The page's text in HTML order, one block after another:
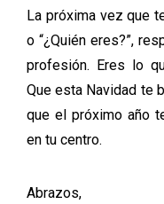
La próxima vez que
o “¿Quién eres?”,
profesión. Eres lo
Que esta Navidad te
que el próximo año
en tu centro.
Abrazos,